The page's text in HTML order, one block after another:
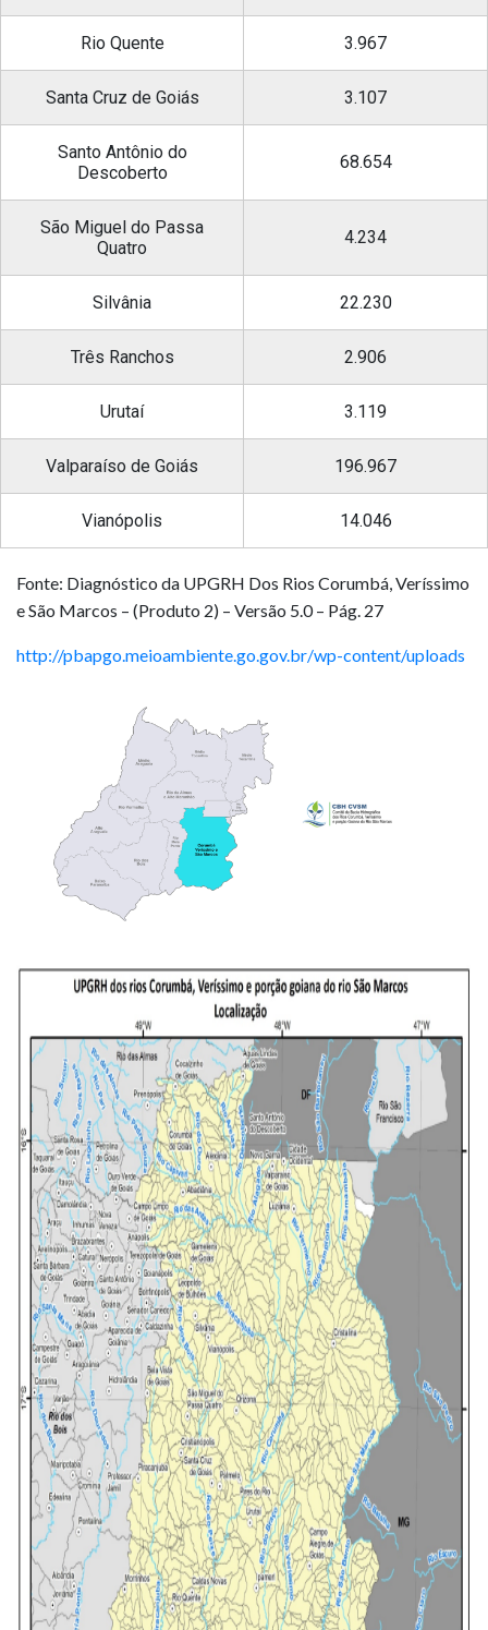
Rio Quente 3.967
Santa Cruz de Goiás 3.107
Santo Antônio do
Descoberto
68.654
São Miguel do Passa
Quatro
4.234
Silvânia 22.230
Três Ranchos 2.906
Urutaí 3.119
Valparaíso de Goiás 196.967
Vianópolis 14.046
Fonte: Diagnóstico da UPGRH Dos Rios Corumbá, Veríssimo
e São Marcos – (Produto 2) – Versão 5.0 – Pág. 27
http://pbapgo.meioambiente.go.gov.br/wp-content/uploads